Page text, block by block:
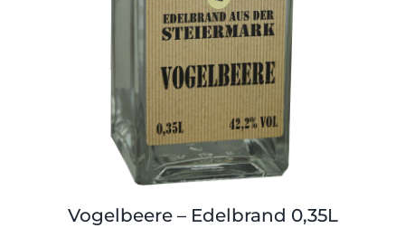
Vogelbeere – Edelbrand 0,35L